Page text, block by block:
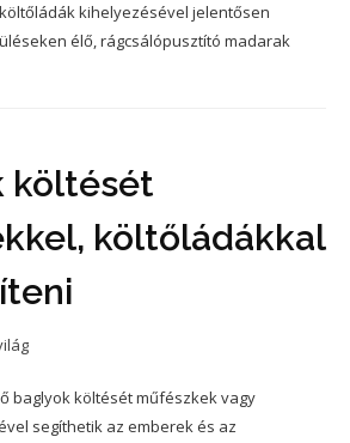
kihelyezésével jelentősen
élő, rágcsálópusztító madarak
költését
költőládákkal
baglyok költését műfészkek vagy
segíthetik az emberek és az